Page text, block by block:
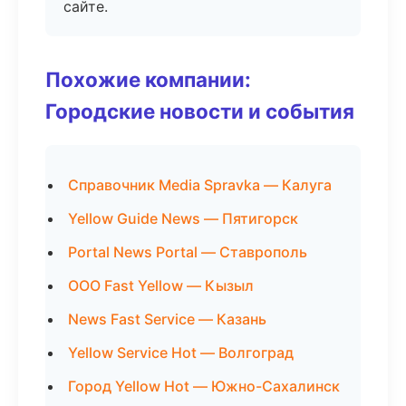
сайте.
Похожие компании:
Городские новости и события
Справочник Media Spravka — Калуга
Yellow Guide News — Пятигорск
Portal News Portal — Ставрополь
ООО Fast Yellow — Кызыл
News Fast Service — Казань
Yellow Service Hot — Волгоград
Город Yellow Hot — Южно-Сахалинск